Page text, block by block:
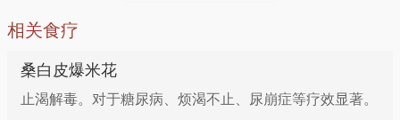
相关食疗
桑白皮爆米花
止渴解毒。对于糖尿病、烦渴不止、尿崩症等疗效显著。